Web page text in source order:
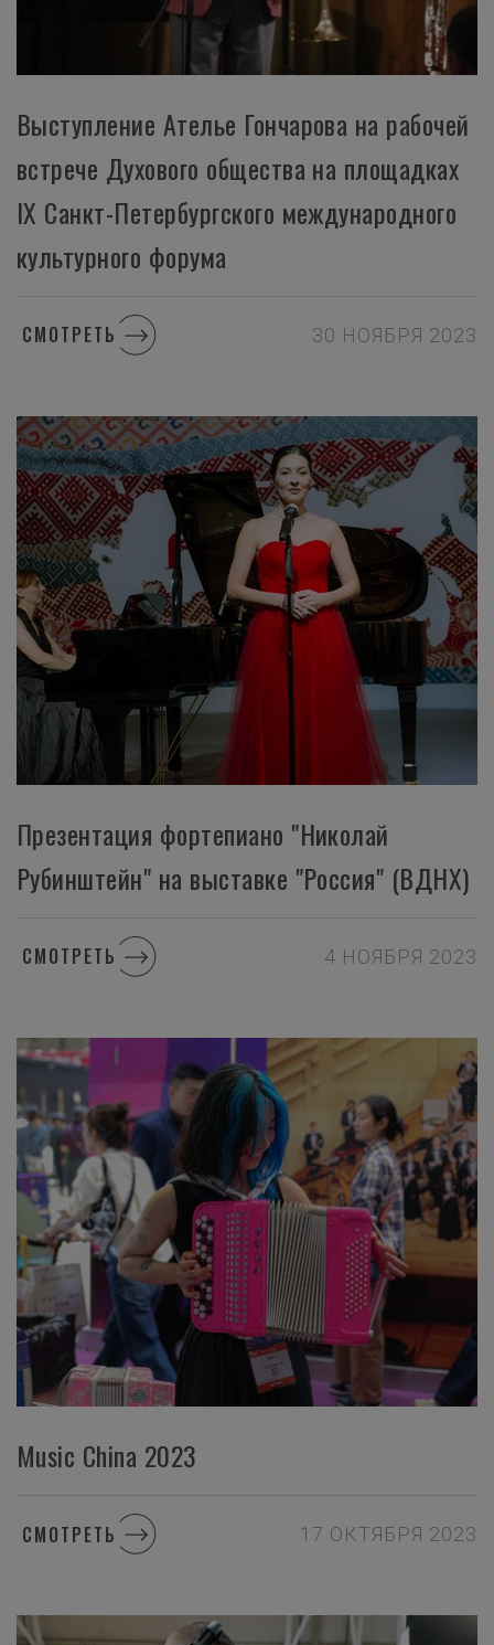
Выступление Ателье Гончарова на рабочей
встрече Духового общества на площадках
IX Санкт-Петербургского международного
культурного форума
СМОТРЕТЬ 30 НОЯБРЯ 2023
Презентация фортепиано "Николай
Рубинштейн" на выставке "Россия" (ВДНХ)
СМОТРЕТЬ 4 НОЯБРЯ 2023
Music China 2023
СМОТРЕТЬ 17 ОКТЯБРЯ 2023